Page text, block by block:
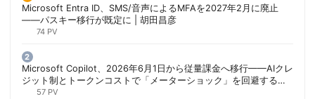
Microsoft Entra ID、SMS/音声によるMFAを2027年2月に廃止
——パスキー移行が既定に | 胡田昌彦
74 PV
Microsoft Copilot、2026年6月1日から従量課金へ移行——AIクレ
ジット制とトークンコストで「メーターショック」を回避する方
法 | 胡田昌彦
57 PV